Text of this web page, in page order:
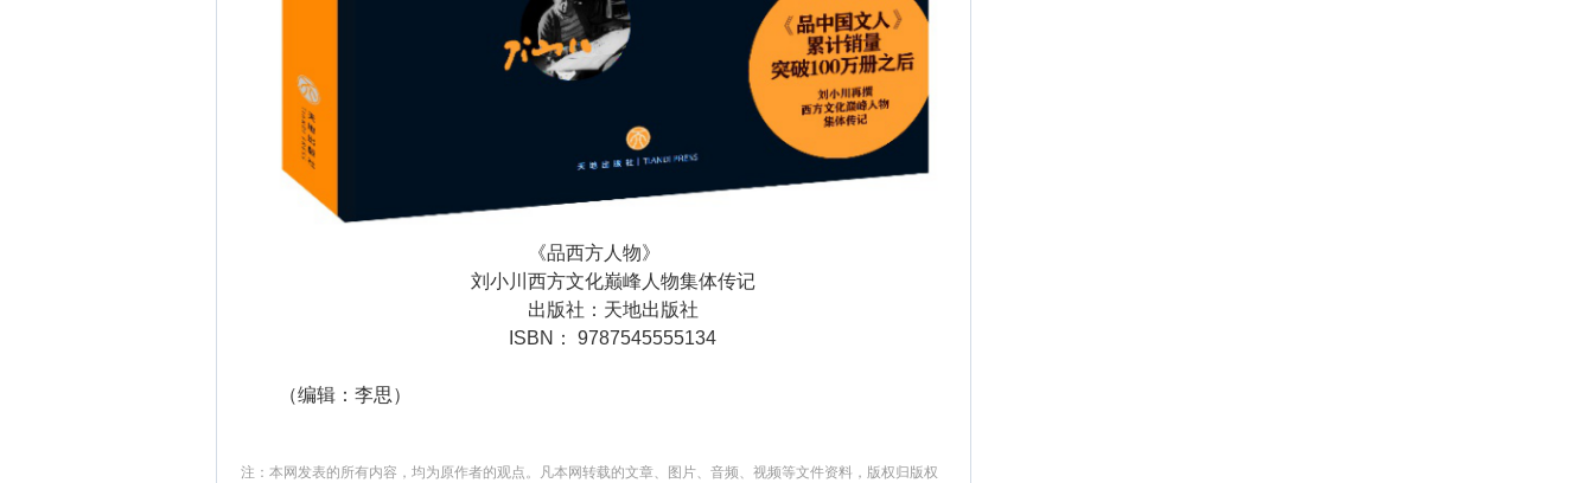
《品西方人物》
刘小川西方文化巅峰人物集体传记
出版社：天地出版社
ISBN： 9787545555134
（编辑：李思）
注：本网发表的所有内容，均为原作者的观点。凡本网转载的文章、图片、音频、视频等文件资料，版权归版权